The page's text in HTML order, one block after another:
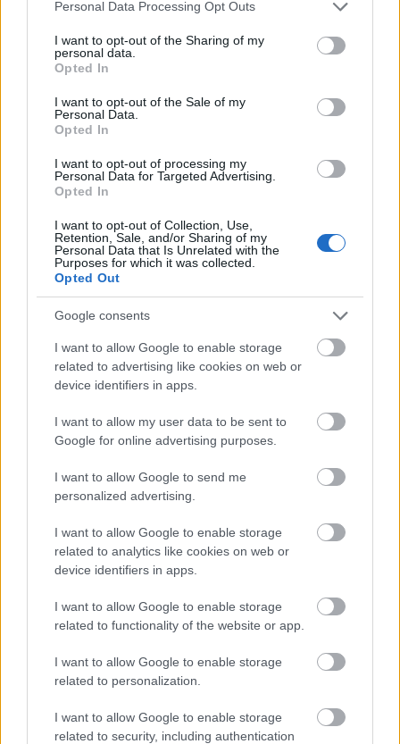
not limited to your visit or usage behaviour. You may click to
grant or deny consent to Google and its third-party tags to
use your data for below specified purposes in below Google
consent section.
Personal Data Processing Opt Outs
I want to opt-out of the Sharing of my
personal data.
Opted In
I want to opt-out of the Sale of my
Personal Data.
Opted In
I want to opt-out of processing my
Personal Data for Targeted Advertising.
Opted In
I want to opt-out of Collection, Use,
Retention, Sale, and/or Sharing of my
Personal Data that Is Unrelated with the
Purposes for which it was collected.
Opted Out
Google consents
I want to allow Google to enable storage
related to advertising like cookies on web or
device identifiers in apps.
I want to allow my user data to be sent to
Google for online advertising purposes.
I want to allow Google to send me
personalized advertising.
I want to allow Google to enable storage
related to analytics like cookies on web or
device identifiers in apps.
I want to allow Google to enable storage
related to functionality of the website or app.
I want to allow Google to enable storage
related to personalization.
I want to allow Google to enable storage
related to security, including authentication
Hatalmas karácsonyi meglepetéssel
rukkolt elő Katalin hercegné és
Sarolta hercegnő, nem lehet
könnyek nélkül végignézni a
videójukat
SZTÁRHÍREK
Szoboszlai Dominik és Buzsik
Borka karácsonyi családi fotója
minden képzeletet felülmúl,